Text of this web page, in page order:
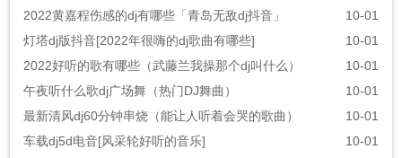
2022黄嘉程伤感的dj有哪些「青岛无敌dj抖音」
10-01
灯塔dj版抖音[2022年很嗨的dj歌曲有哪些]
10-01
2022好听的歌有哪些（武藤兰我操那个dj叫什么）
10-01
午夜听什么歌dj广场舞（热门DJ舞曲）
10-01
最新清风dj60分钟串烧（能让人听着会哭的歌曲）
10-01
车载dj5d电音[风采轮好听的音乐]
10-01